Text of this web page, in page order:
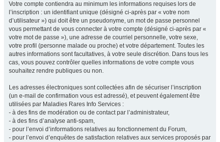
Votre compte contiendra au minimum les informations requises lors de
l’inscription : un identifiant unique (désigné ci-après par « votre nom
d’utilisateur ») qui doit être un pseudonyme, un mot de passe personnel
vous permettant de vous connecter à votre compte (désigné ci-après par «
votre mot de passe »), une adresse de courriel personnelle, votre sexe,
votre profil (personne malade ou proche) et votre département. Toutes les
autres informations sont facultatives, à votre seule discrétion. Dans tous les
cas, vous pouvez contrôler quelles informations de votre compte vous
souhaitez rendre publiques ou non.
Les adresses électroniques sont collectées afin de sécuriser l’inscription
(un e-mail de confirmation vous est adressé), et peuvent également être
utilisées par Maladies Rares Info Services :
- à des fins de modération ou de contact par l’administrateur,
- à des fins d’analyse anti-spam,
- pour l’envoi d’informations relatives au fonctionnement du Forum,
- pour l’envoi d’enquêtes de satisfaction relatives aux services proposés par